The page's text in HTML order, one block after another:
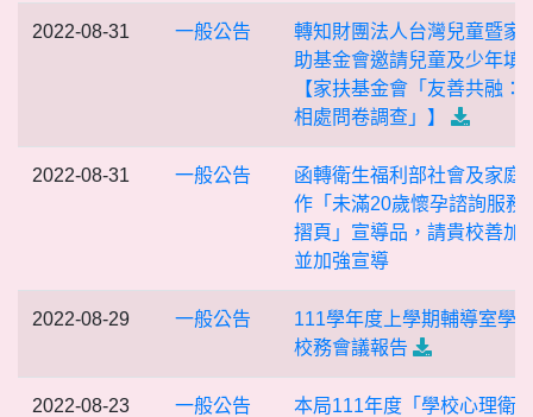
2022-08-31 一般公告
轉知財團法人台灣兒童暨家
助基金會邀請兒童及少年填
【家扶基金會「友善共融：
相處問卷調查」】
2022-08-31 一般公告
函轉衛生福利部社會及家庭
作「未滿20歲懷孕諮詢服務
摺頁」宣導品，請貴校善加
並加強宣導
2022-08-29 一般公告
111學年度上學期輔導室學
校務會議報告
2022-08-23 一般公告
本局111年度「學校心理衛